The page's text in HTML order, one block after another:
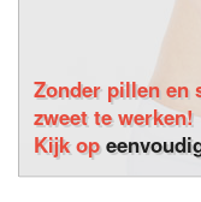
Zonder pillen en
zweet te werken!
Kijk op